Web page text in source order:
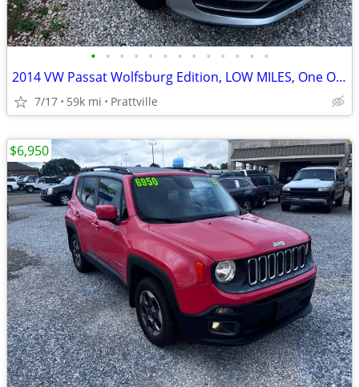
• • • • • • • • • • • • •
2014 VW Passat Wolfsburg Edition, LOW MILES, One Owner
7/17 59k mi Prattville
$6,950